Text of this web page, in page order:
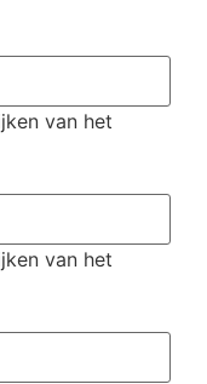
van het
van het